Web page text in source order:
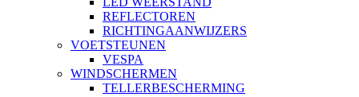
REFLECTOREN
RICHTINGAANWIJZERS
VOETSTEUNEN
VESPA
WINDSCHERMEN
TELLERBESCHERMING